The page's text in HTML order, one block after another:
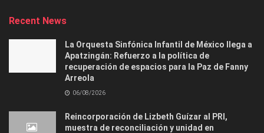
Recent News
La Orquesta Sinfónica Infantil de México llega a
Apatzingán: Refuerzo a la política de
recuperación de espacios para la Paz de Fanny
Arreola
06/08/2026
Reincorporación de Lizbeth Guízar al PRI,
muestra de reconciliación y unidad en